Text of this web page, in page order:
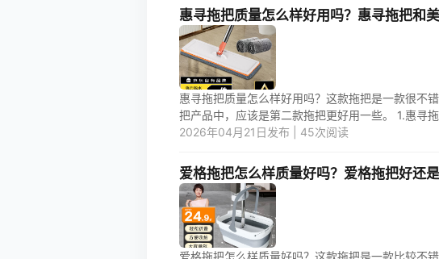
惠寻拖把质量怎么样好用吗？惠寻拖把和
惠寻拖把质量怎么样好用吗？这款拖把是一款很不
把产品中，应该是第二款拖把更好用一些。 1.惠寻
2026年04月21日发布 | 45次阅读
爱格拖把怎么样质量好吗？爱格拖把好还
爱格拖把怎么样质量好吗？这款拖把是一款比较不